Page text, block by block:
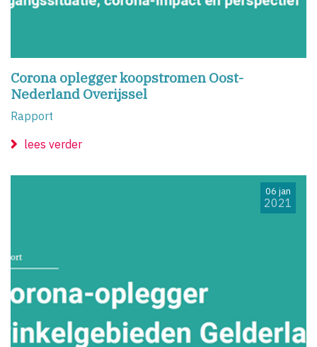
Corona oplegger koopstromen Oost-
Nederland Overijssel
Rapport
lees verder
06 jan
2021